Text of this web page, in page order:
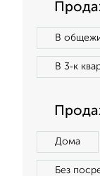
В
В 3‑к
Дома
Без